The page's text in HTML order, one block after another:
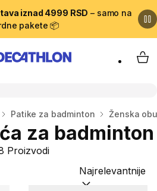
iznad 4999 RSD – samo na
pakete 📦
My
Patike za badminton Ženska
za badminton
Proizvodi
Sortiraj po: